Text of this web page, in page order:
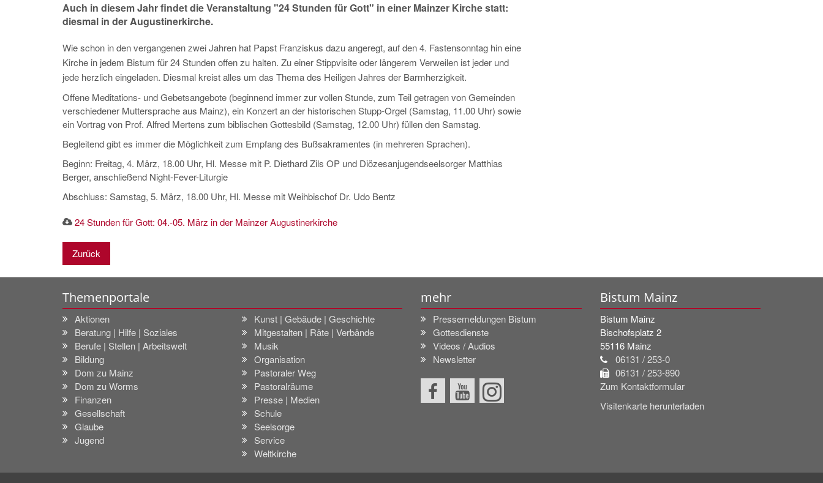
Auch in diesem Jahr findet die Veranstaltung "24 Stunden für Gott" in einer Mainzer Kirche statt:
diesmal in der Augustinerkirche.
Wie schon in den vergangenen zwei Jahren hat Papst Franziskus dazu angeregt, auf den 4. Fastensonntag hin eine
Kirche in jedem Bistum für 24 Stunden offen zu halten. Zu einer Stippvisite oder längerem Verweilen ist jeder und
jede herzlich eingeladen. Diesmal kreist alles um das Thema des Heiligen Jahres der Barmherzigkeit.
Offene Meditations- und Gebetsangebote (beginnend immer zur vollen Stunde, zum Teil getragen von Gemeinden
verschiedener Muttersprache aus Mainz), ein Konzert an der historischen Stupp-Orgel (Samstag, 11.00 Uhr) sowie
ein Vortrag von Prof. Alfred Mertens zum biblischen Gottesbild (Samstag, 12.00 Uhr) füllen den Samstag.
Begleitend gibt es immer die Möglichkeit zum Empfang des Bußsakramentes (in mehreren Sprachen).
Beginn: Freitag, 4. März, 18.00 Uhr, Hl. Messe mit P. Diethard Zils OP und Diözesanjugendseelsorger Matthias
Berger, anschließend Night-Fever-Liturgie
Abschluss: Samstag, 5. März, 18.00 Uhr, Hl. Messe mit Weihbischof Dr. Udo Bentz
24 Stunden für Gott: 04.-05. März in der Mainzer Augustinerkirche
Zurück
Themenportale
Aktionen
Beratung | Hilfe | Soziales
Berufe | Stellen | Arbeitswelt
Bildung
Dom zu Mainz
Dom zu Worms
Finanzen
Gesellschaft
Glaube
Jugend
Kunst | Gebäude | Geschichte
Mitgestalten | Räte | Verbände
Musik
Organisation
Pastoraler Weg
Pastoralräume
Presse | Medien
Schule
Seelsorge
Service
Weltkirche
mehr
Pressemeldungen Bistum
Gottesdienste
Videos / Audios
Newsletter
Bistum Mainz
Bistum Mainz
Bischofsplatz 2
55116 Mainz
06131 / 253-0
06131 / 253-890
Zum Kontaktformular
Visitenkarte herunterladen